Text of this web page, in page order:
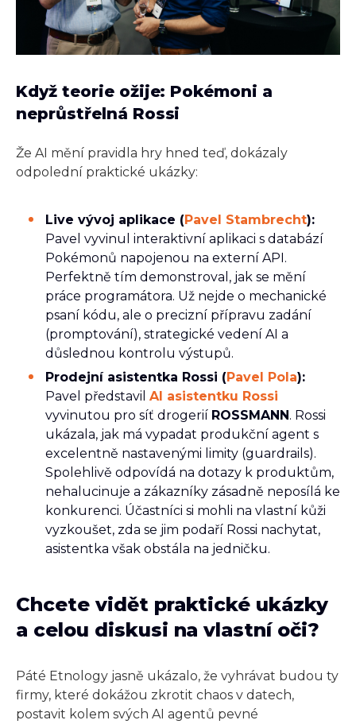
Když teorie ožije: Pokémoni a
neprůstřelná Rossi
Že AI mění pravidla hry hned teď, dokázaly
odpolední praktické ukázky:
Live vývoj aplikace (Pavel Stambrecht):
Pavel vyvinul interaktivní aplikaci s databází
Pokémonů napojenou na externí API.
Perfektně tím demonstroval, jak se mění
práce programátora. Už nejde o mechanické
psaní kódu, ale o precizní přípravu zadání
(promptování), strategické vedení AI a
důslednou kontrolu výstupů.
Prodejní asistentka Rossi (Pavel Pola):
Pavel představil AI asistentku Rossi
vyvinutou pro síť drogerií ROSSMANN. Rossi
ukázala, jak má vypadat produkční agent s
excelentně nastavenými limity (guardrails).
Spolehlivě odpovídá na dotazy k produktům,
nehalucinuje a zákazníky zásadně neposílá ke
konkurenci. Účastníci si mohli na vlastní kůži
vyzkoušet, zda se jim podaří Rossi nachytat,
asistentka však obstála na jedničku.
Chcete vidět praktické ukázky
a celou diskusi na vlastní oči?
Páté Etnology jasně ukázalo, že vyhrávat budou ty
firmy, které dokážou zkrotit chaos v datech,
postavit kolem svých AI agentů pevné